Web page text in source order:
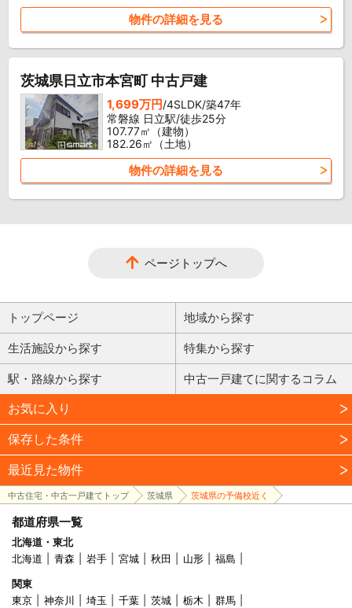
物件の詳細を見る
茨城県日立市本宮町 中古戸建
1,699万円/4SLDK/築47年
常磐線 日立駅/徒歩25分
107.77㎡（建物）
182.26㎡（土地）
物件の詳細を見る
ページトップへ
トップページ 地域から探す
生活施設から探す 特集から探す
駅・路線から探す 中古一戸建てに関するコラム
お気に入り
保存した条件
最近見た物件
中古住宅・中古一戸建てトップ 茨城県 茨城県の予備校近く
都道府県一覧
北海道・東北
北海道
青森 岩手 宮城 秋田 山形
福島
関東
東京
神奈川 埼玉 千葉 茨城 栃木
群馬